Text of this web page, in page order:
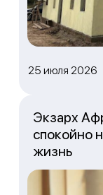
25 июля 2026
Экзарх
спокойно
жизнь